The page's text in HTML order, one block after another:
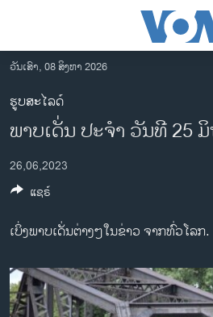
ເຂົ້າ
ຫາ
ຂ້າມ
ຂ້າມ
ໄປ
ຫາ
ຄົ້ນ
ລາວ
ອາເມຣິກາ
ການເລືອກຕັ້ງ ປະທານາທີບໍດີ ສະຫະລັດ
ຂ່າວ​ຈີນ
ໂລກ
ອິດສະຫຼະພາບດ້ານການຂ່າວ
ວັນເສົາ, 08 ສິງຫາ 2026
ຮູບສະໄລດ໌
ພາບເດັ່ນ ປະຈຳ ວັນທີ 25
26,06,2023
ເບິ່ງພາບເດັ່ນຕ່າງໆໃນຂ່າວ ຈາກທົ່ວໂລກ.
ແຊຣ໌